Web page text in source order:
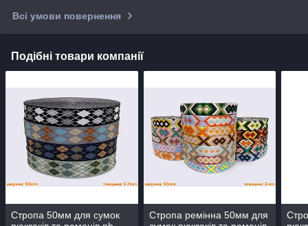
Всі умови повернення
Подібні товари компанії
Стропа 50мм для сумок
Стропа ремінна 50мм для